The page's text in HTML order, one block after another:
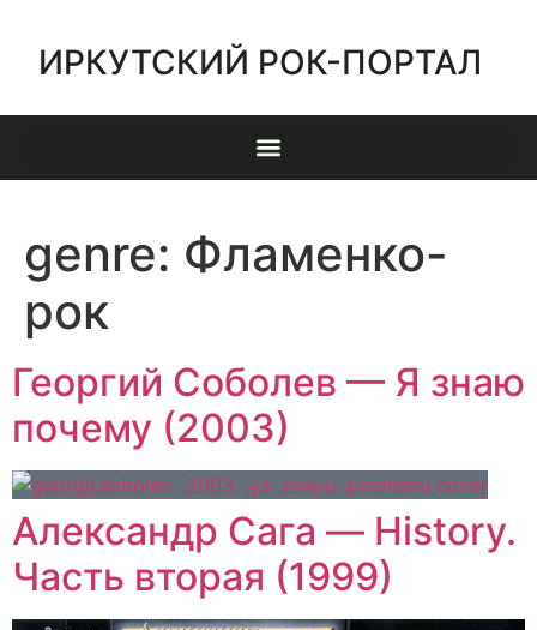
ИРКУТСКИЙ РОК-ПОРТАЛ
genre: Фламенко-
рок
Георгий Соболев — Я знаю
почему (2003)
Александр Сага — History.
Часть вторая (1999)